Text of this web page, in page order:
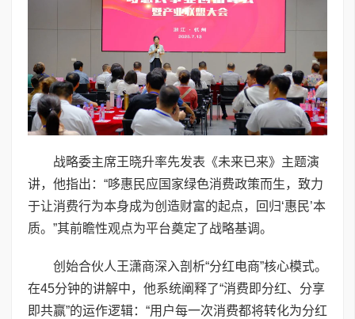
战略委主席王晓升率先发表《未来已来》主题演
讲，他指出：“哆惠民应国家绿色消费政策而生，致力
于让消费行为本身成为创造财富的起点，回归‘惠民’本
质。”其前瞻性观点为平台奠定了战略基调。
创始合伙人王潇商深入剖析“分红电商”核心模式。
在45分钟的讲解中，他系统阐释了“消费即分红、分享
即共赢”的运作逻辑：“用户每一次消费都将转化为分红